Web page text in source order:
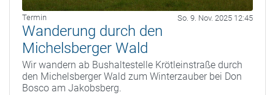
Termin So. 9. Nov. 2025 12:45
Wanderung durch den
Michelsberger Wald
Wir wandern ab Bushaltestelle Krötleinstraße durch
den Michelsberger Wald zum Winterzauber bei Don
Bosco am Jakobsberg.